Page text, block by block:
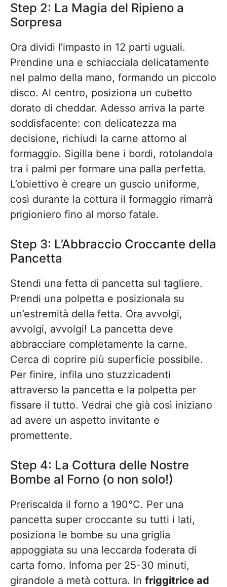
Step 2: La Magia del Ripieno a
Sorpresa
Ora dividi l’impasto in 12 parti uguali.
Prendine una e schiacciala delicatamente
nel palmo della mano, formando un piccolo
disco. Al centro, posiziona un cubetto
dorato di cheddar. Adesso arriva la parte
soddisfacente: con delicatezza ma
decisione, richiudi la carne attorno al
formaggio. Sigilla bene i bordi, rotolandola
tra i palmi per formare una palla perfetta.
L’obiettivo è creare un guscio uniforme,
così durante la cottura il formaggio rimarrà
prigioniero fino al morso fatale.
Step 3: L’Abbraccio Croccante della
Pancetta
Stendi una fetta di pancetta sul tagliere.
Prendi una polpetta e posizionala su
un’estremità della fetta. Ora avvolgi,
avvolgi, avvolgi! La pancetta deve
abbracciare completamente la carne.
Cerca di coprire più superficie possibile.
Per finire, infila uno stuzzicadenti
attraverso la pancetta e la polpetta per
fissare il tutto. Vedrai che già così iniziano
ad avere un aspetto invitante e
promettente.
Step 4: La Cottura delle Nostre
Bombe al Forno (o non solo!)
Preriscalda il forno a 190°C. Per una
pancetta super croccante su tutti i lati,
posiziona le bombe su una griglia
appoggiata su una leccarda foderata di
carta forno. Inforna per 25-30 minuti,
girandole a metà cottura. In friggitrice ad